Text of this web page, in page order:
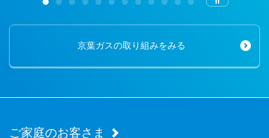
京葉ガスの取り組みをみる
ご家庭のお客さま